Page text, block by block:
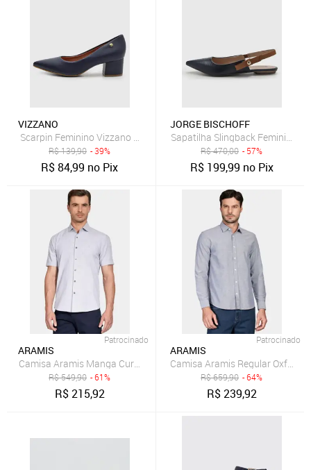
VIZZANO
Scarpin Feminino Vizzano Salto Bloco Ponta Fina Azul Marinho
R$139,90 - 39%
R$84,99 no Pix
JORGE BISCHOFF
Sapatilha Slingback Feminina
R$470,00 - 57%
R$ 199,99 no Pix
Patrocinado
ARAMIS
Camisa Aramis Manga Curta Slim Algodão Flame Soft Marinho
R$549,90 - 61%
R$215,92
Patrocinado
ARAMIS
Camisa Aramis Regular Oxford
R$659,90 - 64%
R$239,92